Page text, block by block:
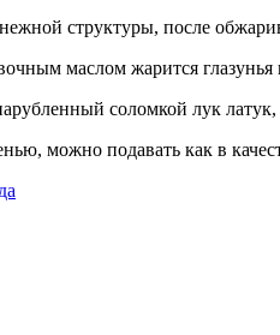
структуры, после
маслом жарится глазунья
соломкой лук
можно подавать как в